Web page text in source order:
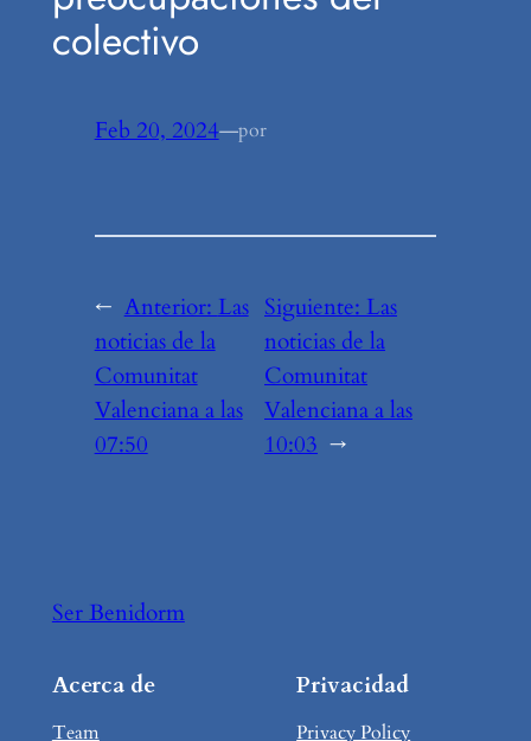
colectivo
Feb 20, 2024—por
← Anterior: Las
noticias de la
Comunitat
Valenciana a las
07:50
Siguiente: Las
noticias de la
Comunitat
Valenciana a las
10:03 →
Ser Benidorm
Acerca de
Team
Privacidad
Privacy Policy